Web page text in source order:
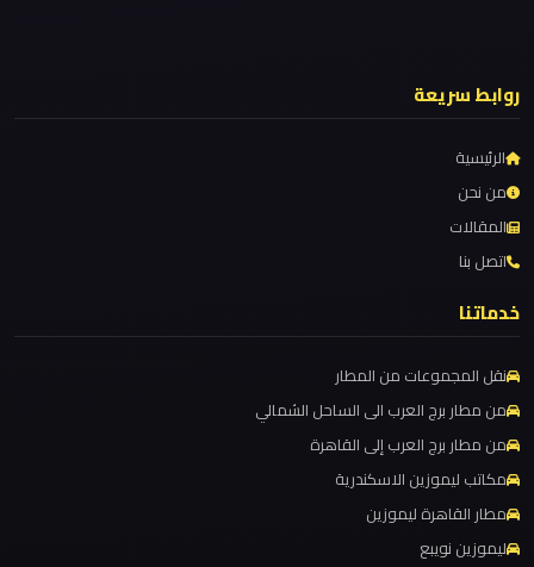
ليموزين مطار شرم الشيخ
ليموزين مطار سفنكس
ليموزين مطار برج العرب والإسكندرية
ليموزين مطار برج العرب الي مرسي مطروح
ليموزين مطار برج العرب الدولي
ليموزين مطار برج العرب الاسكندرية
ليموزين مطار برج العرب
ليموزين مطار القاهرة الي اسكندرية
ليموزين مطار القاهرة الدولي
ليموزين مطار القاهرة الخط الساخن
ليموزين مطار القاهرة أسعار
ليموزين
مصر
الجديدة
ليموزين
مصر
مرسيدس
ايجار
بالسائق
فى
مصر
روابط سريعة
الرئيسية
من نحن
المقالات
اتصل بنا
خدماتنا
نقل المجموعات من المطار
من مطار برج العرب الى الساحل الشمالي
من مطار برج العرب إلى القاهرة
مكاتب ليموزين الاسكندرية
مطار القاهرة ليموزين
ليموزين نويبع